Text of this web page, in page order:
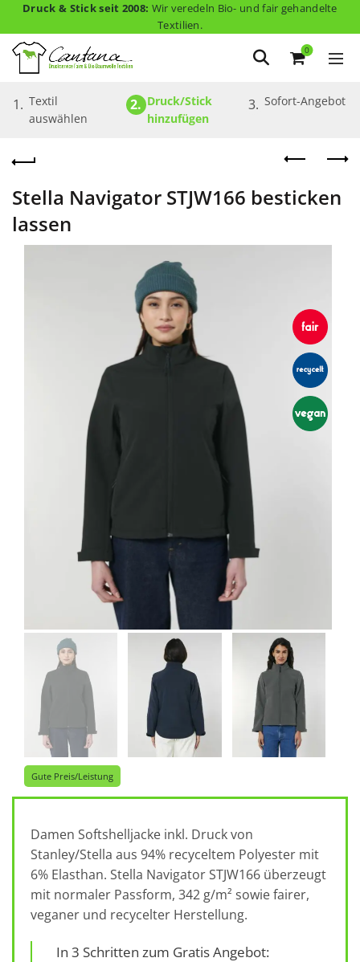
Druck & Stick seit 2008: Wir veredeln Bio- und fair gehandelte
Textilien.
0
1. Textil
auswählen
2. Druck/Stick
hinzufügen
3. Sofort-Angebot
Stella Navigator STJW166 besticken
lassen
Gute Preis/Leistung
Damen Softshelljacke inkl. Druck von
Stanley/Stella aus 94% recyceltem Polyester mit
6% Elasthan. Stella Navigator STJW166 überzeugt
mit normaler Passform, 342 g/m² sowie fairer,
veganer und recycelter Herstellung.
In 3 Schritten zum Gratis Angebot: